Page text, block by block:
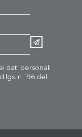
dati personali
n. 196 del